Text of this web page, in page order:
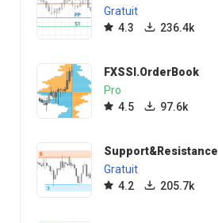
Gratuit
4.3
236.4k
FXSSI.OrderBook
Pro
4.5
97.6k
Support&Resistance
Gratuit
4.2
205.7k